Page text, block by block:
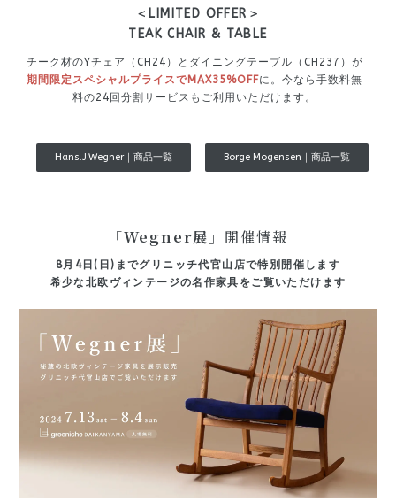
＜LIMITED OFFER＞
TEAK CHAIR & TABLE
チーク材のYチェア（CH24）とダイニングテーブル（CH237）が
期間限定スペシャルプライスでMAX35%OFFに。今なら手数料無
料の24回分割サービスもご利用いただけます。
Hans.J.Wegner｜商品一覧 Borge Mogensen｜商品一覧
「Wegner展」 開催情報
8月4日(日)までグリニッチ代官山店で特別開催します
希少な北欧ヴィンテージの名作家具をご覧いただけます